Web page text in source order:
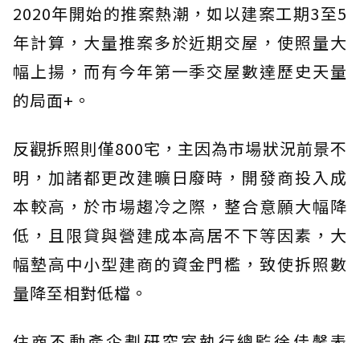
2020年開始的推案熱潮，如以建案工期3至5
年計算，大量推案多於近期交屋，使照量大
幅上揚，而有今年第一季交屋數達歷史天量
的局面+。
反觀拆照則僅800宅，主因為市場狀況前景不
明，加諸都更改建曠日廢時，開發商投入成
本較高，於市場趨冷之際，整合意願大幅降
低，且限貸與營建成本高居不下等因素，大
幅墊高中小型建商的資金門檻，致使拆照數
量降至相對低檔。